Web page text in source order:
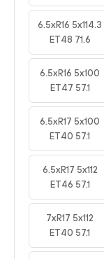
6.5xR16 5x114.3
ET48 71.6
6.5xR16 5x100
ET47 57.1
6.5xR17 5x100
ET40 57.1
6.5xR17 5x112
ET46 57.1
7xR17 5x112
ET40 57.1